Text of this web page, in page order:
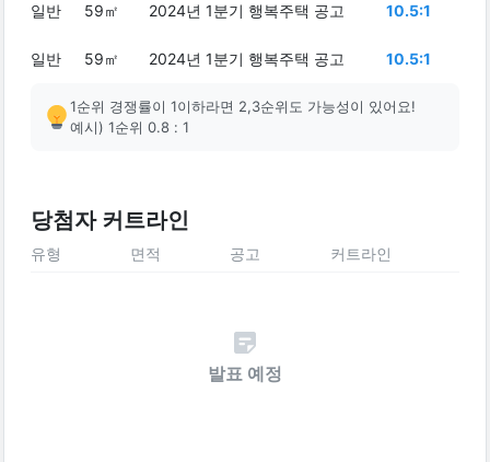
일반 59㎡ 2024년 1분기 행복주택 공고 10.5:1
일반 59㎡ 2024년 1분기 행복주택 공고 10.5:1
1순위 경쟁률이 1이하라면 2,3순위도 가능성이 있어요!
예시) 1순위 0.8 : 1
당첨자 커트라인
유형 면적 공고 커트라인
발표 예정